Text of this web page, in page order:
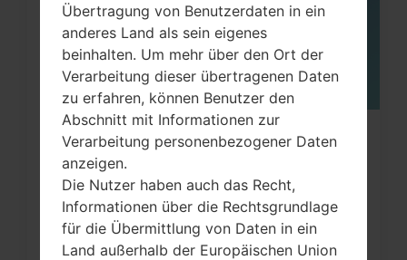
Wie kann man die
Werkseinstellungen durch Code au
LG...
Übertragung von Benutzerdaten in ein
anderes Land als sein eigenes
beinhalten. Um mehr über den Ort der
Verarbeitung dieser übertragenen Daten
zu erfahren, können Benutzer den
Abschnitt mit Informationen zur
Verarbeitung personenbezogener Daten
anzeigen.
Die Nutzer haben auch das Recht,
Informationen über die Rechtsgrundlage
für die Übermittlung von Daten in ein
Land außerhalb der Europäischen Union